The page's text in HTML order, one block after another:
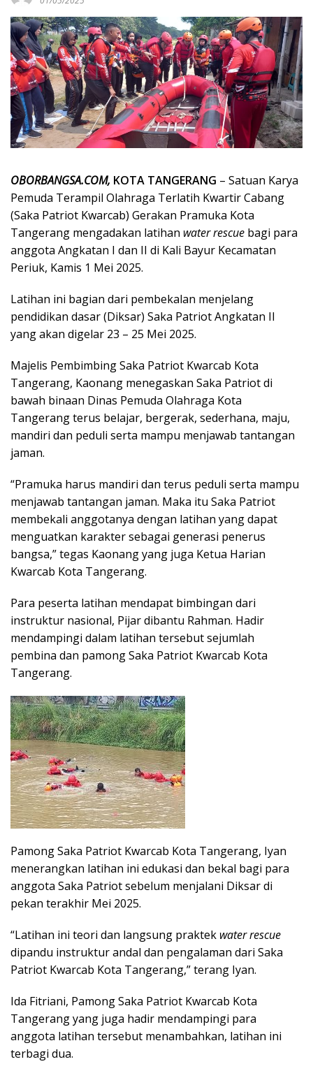
OBORBANGSA.COM, KOTA TANGERANG – Satuan Karya
Pemuda Terampil Olahraga Terlatih Kwartir Cabang
(Saka Patriot Kwarcab) Gerakan Pramuka Kota
Tangerang mengadakan latihan water rescue bagi para
anggota Angkatan I dan II di Kali Bayur Kecamatan
Periuk, Kamis 1 Mei 2025.
Latihan ini bagian dari pembekalan menjelang
pendidikan dasar (Diksar) Saka Patriot Angkatan II
yang akan digelar 23 – 25 Mei 2025.
Majelis Pembimbing Saka Patriot Kwarcab Kota
Tangerang, Kaonang menegaskan Saka Patriot di
bawah binaan Dinas Pemuda Olahraga Kota
Tangerang terus belajar, bergerak, sederhana, maju,
mandiri dan peduli serta mampu menjawab tantangan
jaman.
“Pramuka harus mandiri dan terus peduli serta mampu
menjawab tantangan jaman. Maka itu Saka Patriot
membekali anggotanya dengan latihan yang dapat
menguatkan karakter sebagai generasi penerus
bangsa,” tegas Kaonang yang juga Ketua Harian
Kwarcab Kota Tangerang.
Para peserta latihan mendapat bimbingan dari
instruktur nasional, Pijar dibantu Rahman. Hadir
mendampingi dalam latihan tersebut sejumlah
pembina dan pamong Saka Patriot Kwarcab Kota
Tangerang.
Pamong Saka Patriot Kwarcab Kota Tangerang, Iyan
menerangkan latihan ini edukasi dan bekal bagi para
anggota Saka Patriot sebelum menjalani Diksar di
pekan terakhir Mei 2025.
“Latihan ini teori dan langsung praktek water rescue
dipandu instruktur andal dan pengalaman dari Saka
Patriot Kwarcab Kota Tangerang,” terang Iyan.
Ida Fitriani, Pamong Saka Patriot Kwarcab Kota
Tangerang yang juga hadir mendampingi para
anggota latihan tersebut menambahkan, latihan ini
terbagi dua.